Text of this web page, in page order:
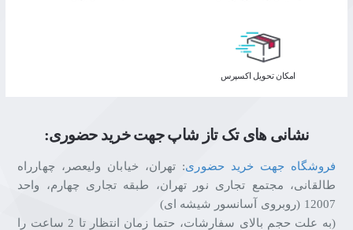
اﻣﮑﺎن ﺗﺤﻮﯾﻞ اﮐﺴﭙﺮس
نشانی های تک تاز شاپ جهت خرید حضوری:
فروشگاه جهت خرید حضوری: تهران، خیابان ولیعصر، چهارراه
طالقانی، مجتمع تجاری نور تهران، طبقه تجاری چهارم، واحد
12007 (روبروی آسانسور شیشه ای)
(به علت حجم بالای سفارشات، حتما زمان انتظار تا 2 ساعت را